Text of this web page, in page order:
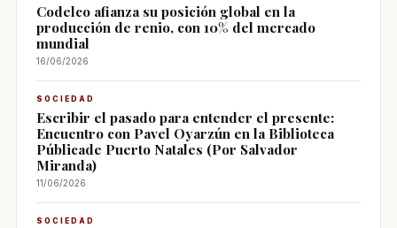
Codelco afianza su posición global en la
producción de renio, con 10% del mercado
mundial
16/06/2026
SOCIEDAD
Escribir el pasado para entender el presente:
Encuentro con Pavel Oyarzún en la Biblioteca
Públicade Puerto Natales (Por Salvador
Miranda)
11/06/2026
SOCIEDAD